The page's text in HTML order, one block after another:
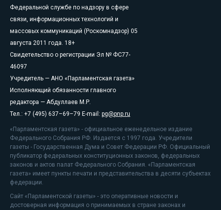
Федеральной службе по надзору в сфере
связи, информационных технологий и
массовых коммуникаций (Роскомнадзор) 05
августа 2011 года. 18+
Свидетельство о регистрации Эл № ФС77-
46097
Учредитель — АНО «Парламентская газета»
Исполняющий обязанности главного
редактора — Абдуллаев М.Р.
Тел.: +7 (495) 637–69–79 E-mail: pg@pnp.ru
«Парламентская газета» - официальное еженедельное издание
Федерального Собрания РФ. Издается с 1997 года. Учредители
газеты - Государственная Дума и Совет Федерации РФ. Официальный
публикатор федеральных конституционных законов, федеральных
законов и актов палат Федерального Собрания. «Парламентская
газета» имеет пункты печати и представительства в десяти субъектах
федерации.
Сайт «Парламентской газеты» - это оперативные новости и
достоверная информация о принимаемых в стране законах и